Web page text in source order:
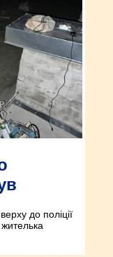
до поліції